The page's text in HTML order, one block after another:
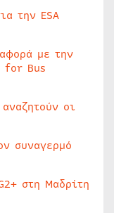
την ESA
με την
for Bus
οι
συναγερμό
στη Μαδρίτη